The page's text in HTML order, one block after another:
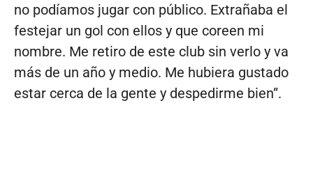
no podíamos jugar con público. Extrañaba el
festejar un gol con ellos y que coreen mi
nombre. Me retiro de este club sin verlo y va
más de un año y medio. Me hubiera gustado
estar cerca de la gente y despedirme bien”.